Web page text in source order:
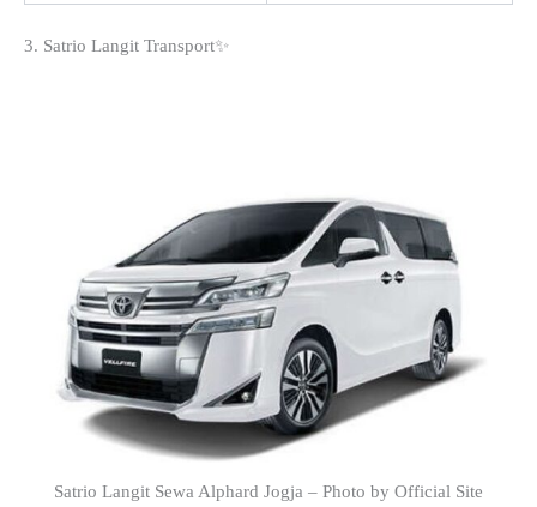
3. Satrio Langit Transport✨
Satrio Langit Sewa Alphard Jogja – Photo by Official Site